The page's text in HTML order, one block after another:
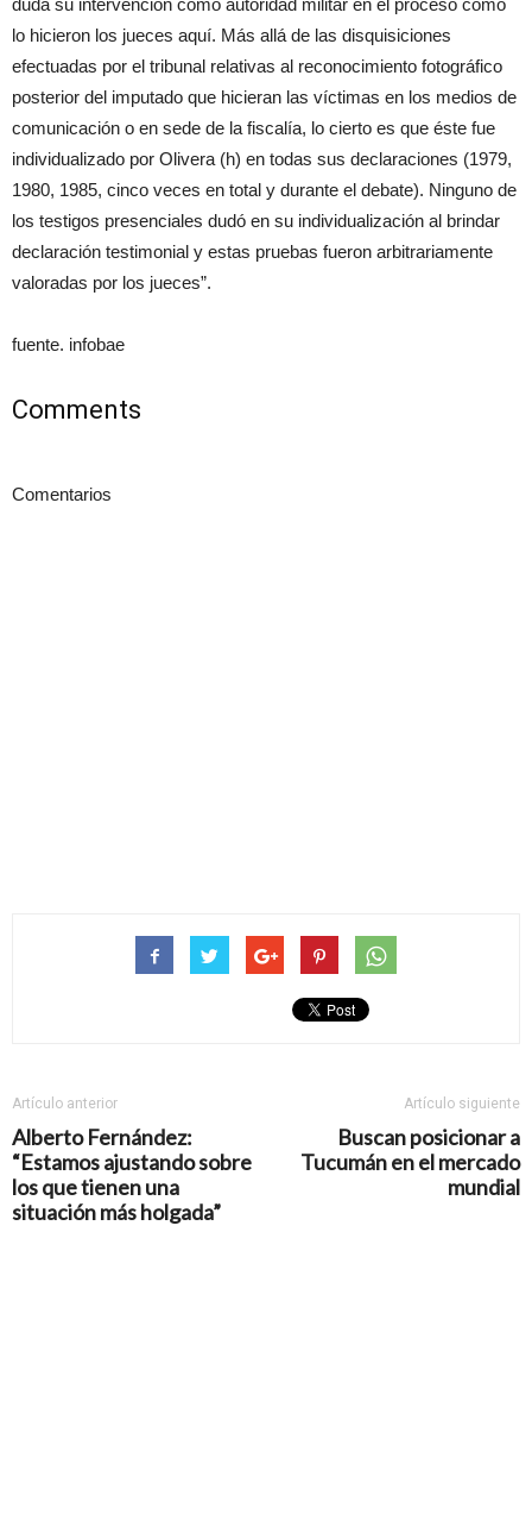
lo hicieron los jueces aquí. Más allá de las disquisiciones
efectuadas por el tribunal relativas al reconocimiento fotográfico
posterior del imputado que hicieran las víctimas en los medios de
comunicación o en sede de la fiscalía, lo cierto es que éste fue
individualizado por Olivera (h) en todas sus declaraciones (1979,
1980, 1985, cinco veces en total y durante el debate). Ninguno de
los testigos presenciales dudó en su individualización al brindar
declaración testimonial y estas pruebas fueron arbitrariamente
valoradas por los jueces”.
fuente. infobae
Comments
Comentarios
Artículo anterior
Alberto Fernández:
“Estamos ajustando sobre
los que tienen una
situación más holgada”
Artículo siguiente
Buscan posicionar a
Tucumán en el mercado
mundial